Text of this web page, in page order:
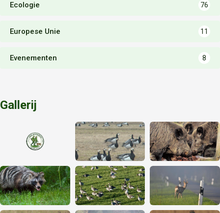
Ecologie 76
Europese Unie 11
Evenementen 8
Gallerij